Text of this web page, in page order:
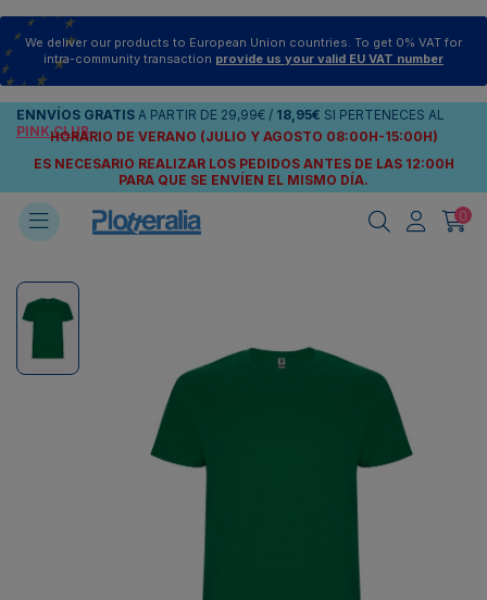
We deliver our products to European Union countries. To get 0% VAT for
intra-community transaction provide us your valid EU VAT number
ENNVÍOS GRATIS A PARTIR DE 29,99€ / 18,95€ SI PERTENECES AL
PINK CLUB
HORARIO DE VERANO (JULIO Y AGOSTO 08:00H-15:00H)
ES NECESARIO REALIZAR LOS PEDIDOS ANTES DE LAS 12:00H
PARA QUE SE ENVÍEN EL MISMO DÍA.
0